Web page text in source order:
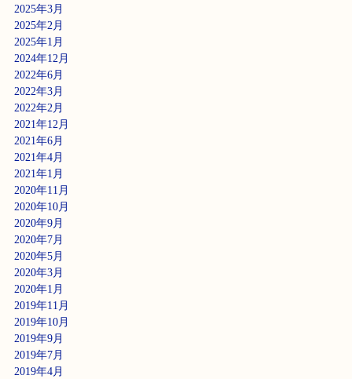
2025年3月
2025年2月
2025年1月
2024年12月
2022年6月
2022年3月
2022年2月
2021年12月
2021年6月
2021年4月
2021年1月
2020年11月
2020年10月
2020年9月
2020年7月
2020年5月
2020年3月
2020年1月
2019年11月
2019年10月
2019年9月
2019年7月
2019年4月